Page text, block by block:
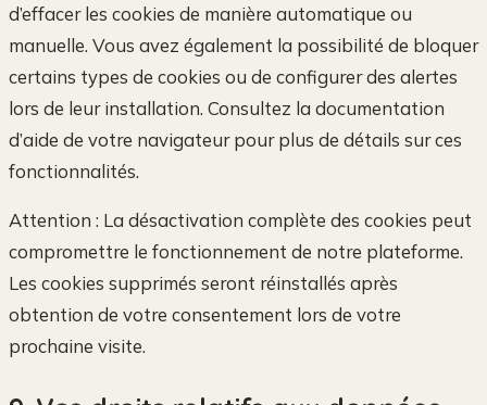
d’effacer les cookies de manière automatique ou
manuelle. Vous avez également la possibilité de bloquer
certains types de cookies ou de configurer des alertes
lors de leur installation. Consultez la documentation
d’aide de votre navigateur pour plus de détails sur ces
fonctionnalités.
Attention : La désactivation complète des cookies peut
compromettre le fonctionnement de notre plateforme.
Les cookies supprimés seront réinstallés après
obtention de votre consentement lors de votre
prochaine visite.